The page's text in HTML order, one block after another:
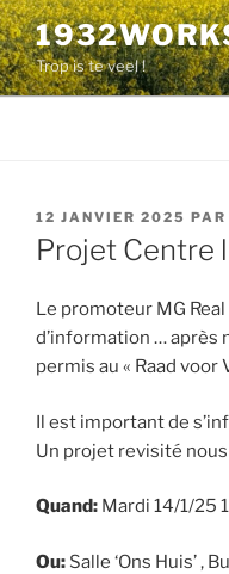
Aller
au
contenu
principal
Trop is te veel !
PUBLIÉ
LE
12 JANVIER 2025 PAR
Projet Centre
Le promoteur MG
d’information … après
permis au « Raad
Il est important de
Un projet revisité
Quand: Mardi 14/1/25
Ou: Salle ‘Ons Huis’ ,